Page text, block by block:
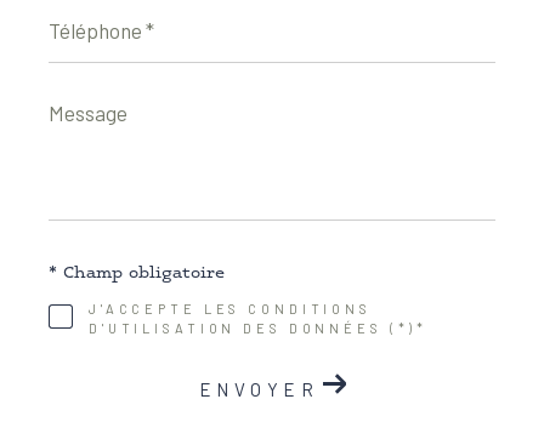
*
Message
*
J'ACCEPTE LES CONDITIONS
D'UTILISATION DES DONNÉES (*)*
* Champ obligatoire
ENVOYER